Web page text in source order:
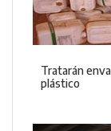
Tratarán
plástico